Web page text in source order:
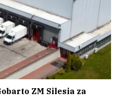
ZM Silesia za